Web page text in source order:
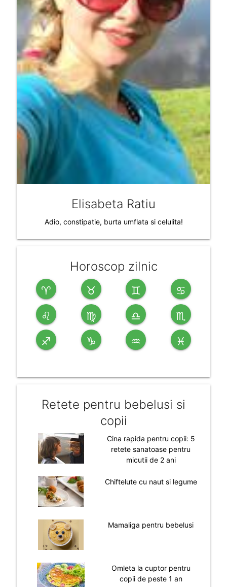
Elisabeta Ratiu
Adio, constipatie, burta umflata si celulita!
Horoscop zilnic
♈ ♉ ♊ ♋
♌ ♍ ♎ ♏
♐ ♑ ♒ ♓
Retete pentru bebelusi si
copii
Cina rapida pentru copii: 5
retete sanatoase pentru
micutii de 2 ani
Chiftelute cu naut si legume
Mamaliga pentru bebelusi
Omleta la cuptor pentru
copii de peste 1 an